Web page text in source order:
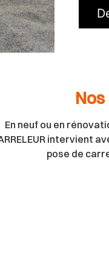
En neuf ou en
intervient
pose de